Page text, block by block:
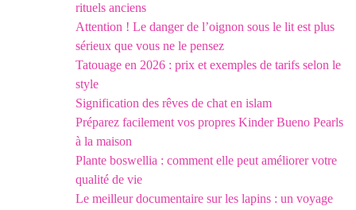
rituels anciens
Attention ! Le danger de l’oignon sous le lit est plus
sérieux que vous ne le pensez
Tatouage en 2026 : prix et exemples de tarifs selon le
style
Signification des rêves de chat en islam
Préparez facilement vos propres Kinder Bueno Pearls
à la maison
Plante boswellia : comment elle peut améliorer votre
qualité de vie
Le meilleur documentaire sur les lapins : un voyage